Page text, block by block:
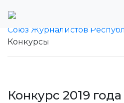
Союз Журналистов
Конкурсы
Конкурс 2019 года